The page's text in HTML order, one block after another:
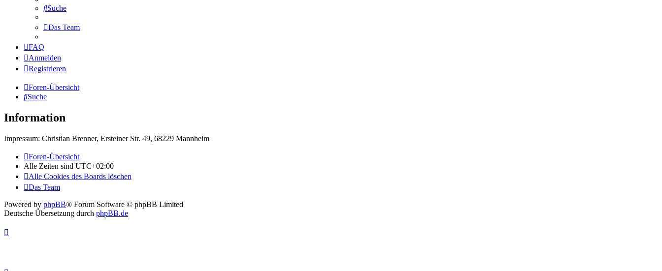
Suche
Das Team
FAQ
Anmelden
Registrieren
Foren-Übersicht
Suche
Information
Impressum: Christian Brenner, Ersteiner Str. 49, 68229 Mannheim
Foren-Übersicht
Alle Zeiten sind UTC+02:00
Alle Cookies des Boards löschen
Das Team
Powered by phpBB® Forum Software © phpBB Limited
Deutsche Übersetzung durch phpBB.de